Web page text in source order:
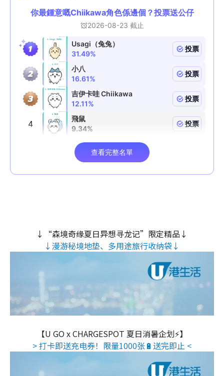
↓“森境奇缘夏日异想寻龙记”限定精品↓
↓漫游秘境地垫、多用途旅行收纳袋↓
【U GO x CHARGESPOT 夏日消暑企划⚡】
> 打卡即送充电券！限量1000张🔋送完即止 <